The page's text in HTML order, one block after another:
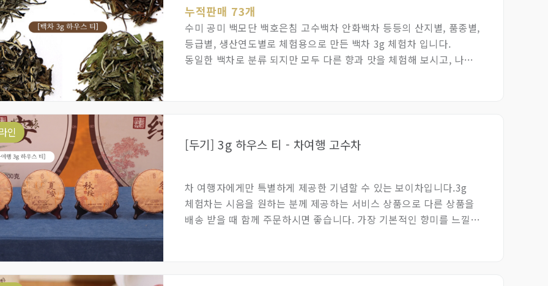
누적판매 73개
수미 공미 백모단 백호은침 고수백차 안화백차 등등의 산지별, 품종별,
등급별, 생산연도별로 체험용으로 만든 백차 3g 체험차 입니다.
동일한 백차로 분류 되지만 모두 다른 향과 맛을 체험해 보시고, 나랑
인
[두기] 3g 하우스 티 - 차여행 고수차
차 여행자에게만 특별하게 제공한 기념할 수 있는 보이차입니다.3g
체험차는 시음을 원하는 분께 제공하는 서비스 상품으로 다른 상품을
배송 받을 때 함께 주문하시면 좋습니다. 가장 기본적인 향미를 느낄